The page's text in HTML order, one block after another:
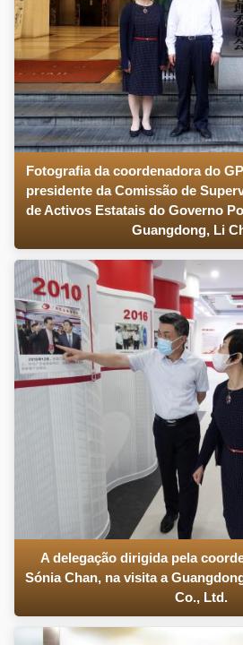
Fotografia da coordenadora do
presidente da Comissão de
de Activos Estatais do Governo
Guangdong, Li
A delegação dirigida pela
Sónia Chan, na visita a
Co., Ltd.